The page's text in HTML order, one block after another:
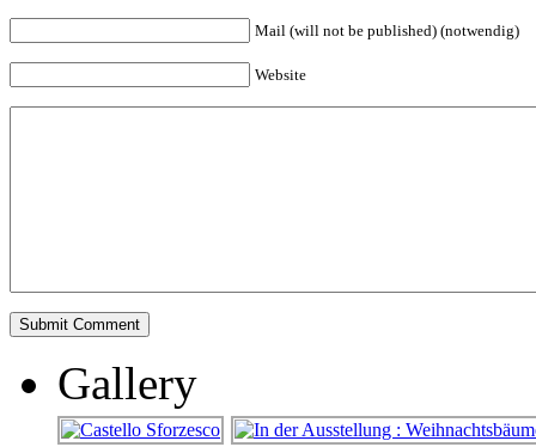
Mail (will not be published) (notwendig)
Website
Gallery